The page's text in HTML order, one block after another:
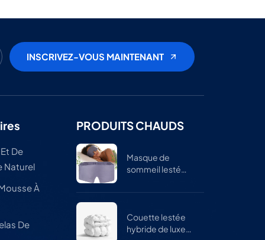
De
Naturel
À
De
PRODUITS CHAUDS
Masque de
sommeil lesté
hommes et
Couette lestée
hybride de luxe